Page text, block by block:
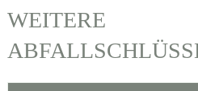
WEITERE